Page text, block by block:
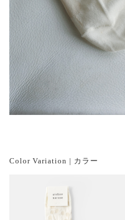
Color Variation | カラー